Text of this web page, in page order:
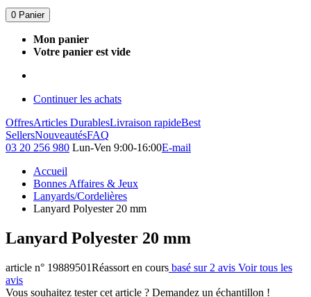
0 Panier
Mon panier
Votre panier est vide
Continuer les achats
OffresArticles DurablesLivraison rapideBest
SellersNouveautésFAQ
03 20 256 980 Lun-Ven 9:00-16:00E-mail
Accueil
Bonnes Affaires & Jeux
Lanyards/Cordelières
Lanyard Polyester 20 mm
Lanyard Polyester 20 mm
article n° 19889501Réassort en cours basé sur 2 avis Voir tous les
avis
Vous souhaitez tester cet article ? Demandez un échantillon !